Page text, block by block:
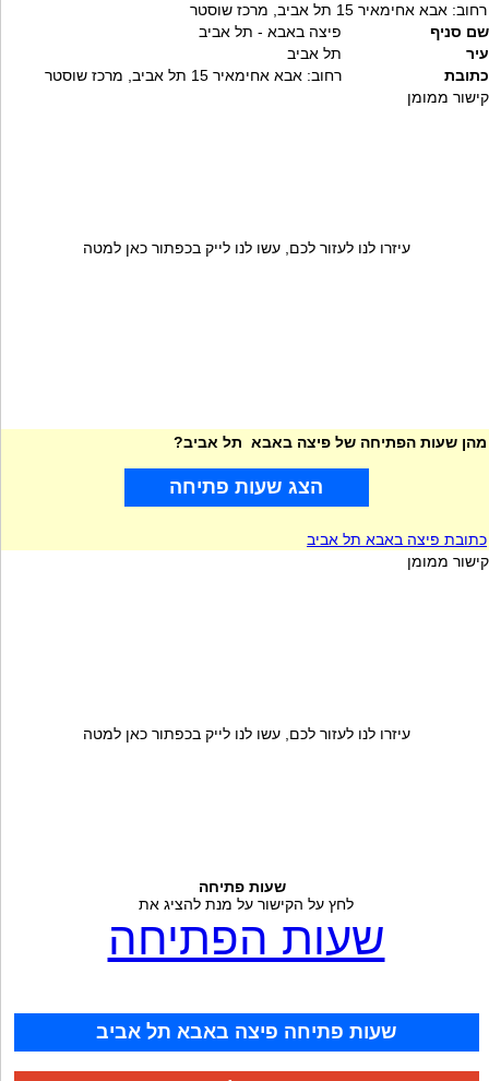
רחוב: אבא אחימאיר 15 תל אביב, מרכז שוסטר
שם סניף
פיצה באבא - תל אביב
עיר
תל אביב
כתובת
רחוב: אבא אחימאיר 15 תל אביב, מרכז שוסטר
קישור ממומן
עיזרו לנו לעזור לכם, עשו לנו לייק בכפתור כאן למטה
מהן שעות הפתיחה של פיצה באבא תל אביב?
הצג שעות פתיחה
כתובת פיצה באבא תל אביב
קישור ממומן
עיזרו לנו לעזור לכם, עשו לנו לייק בכפתור כאן למטה
שעות פתיחה
לחץ על הקישור על מנת להציג את
שעות הפתיחה
שעות פתיחה פיצה באבא תל אביב